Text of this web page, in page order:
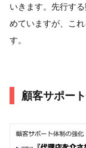
いきます。先行す
めていますが、こ
す。
顧客サポー